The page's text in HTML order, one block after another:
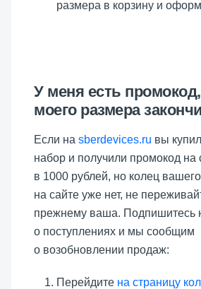
размера в корзину и
У меня есть
моего размера
Если на sberdevices.ru вы
набор и получили промокод на
в 1000 рублей, но колец
на сайте уже нет, не
прежнему ваша. Подпишитесь
о поступлениях и мы сообщим
о возобновлении продаж:
Перейдите на страницу